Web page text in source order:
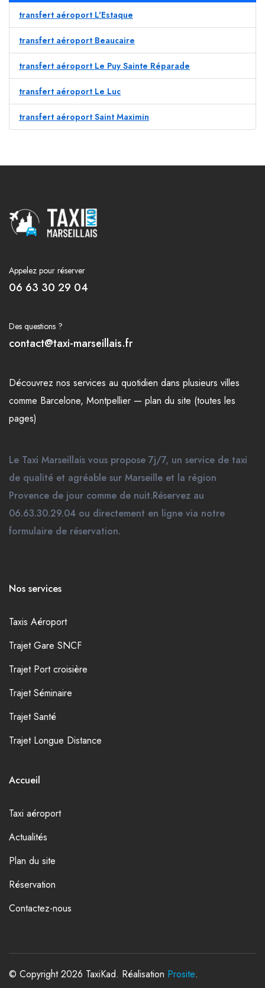
transfert aéroport L'Estaque
transfert aéroport Beaucaire
transfert aéroport Le Puy Sainte Réparade
transfert aéroport Le Luc
transfert aéroport Saint Maximin
Appelez pour réserver
06 63 30 29 04
Des questions ?
contact@taxi-marseillais.fr
Découvrez nos services au quotidien dans plusieurs villes
comme Barcelone, Montpellier — plan du site (toutes les
pages)
Le Taxi Marseillais vous propose 7j/7, un service de taxi
de qualité et agréable sur Marseille et la région
Provence de jour comme de nuit.Réservez au
06.63.30.29.04 ou directement en ligne via notre
formulaire de réservation.
Nos services
Taxis Aéroport
Trajet Gare SNCF
Trajet Port croisière
Trajet Séminaire
Trajet Santé
Trajet Longue Distance
Accueil
Taxi aéroport
Actualités
Plan du site
Réservation
Contactez-nous
© Copyright 2026 TaxiKad. Réalisation Prosite.